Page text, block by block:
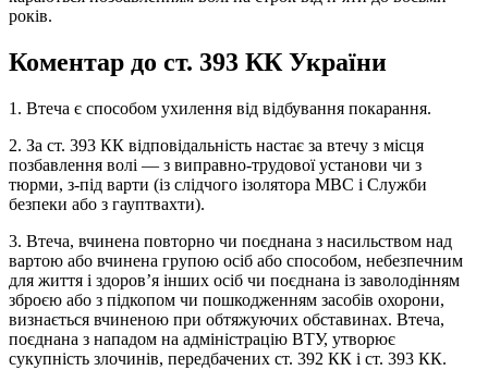
років.
Коментар до ст. 393 КК України
1. Втеча є способом ухилення від відбування покарання.
2. За ст. 393 КК відповідальність настає за втечу з місця
позбавлення волі — з виправно-трудової установи чи з
тюрми, з-під варти (із слідчого ізолятора МВС і Служби
безпеки або з гауптвахти).
3. Втеча, вчинена повторно чи поєднана з насильством над
вартою або вчинена групою осіб або способом, небезпечним
для життя і здоров’я інших осіб чи поєднана із заволодінням
зброєю або з підкопом чи пошкодженням засобів охорони,
визнається вчиненою при обтяжуючих обставинах. Втеча,
поєднана з нападом на адміністрацію ВТУ, утворює
сукупність злочинів, передбачених ст. 392 КК і ст. 393 КК.